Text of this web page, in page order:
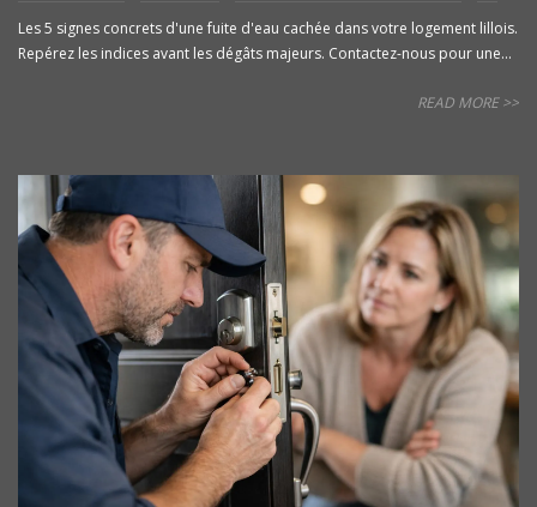
Les 5 signes concrets d'une fuite d'eau cachée dans votre logement lillois.
Repérez les indices avant les dégâts majeurs. Contactez-nous pour une...
READ MORE >>